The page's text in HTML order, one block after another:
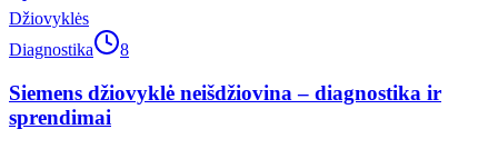
Džiovyklės
Diagnostika
8
Siemens džiovyklė neišdžiovina – diagnostika ir
sprendimai